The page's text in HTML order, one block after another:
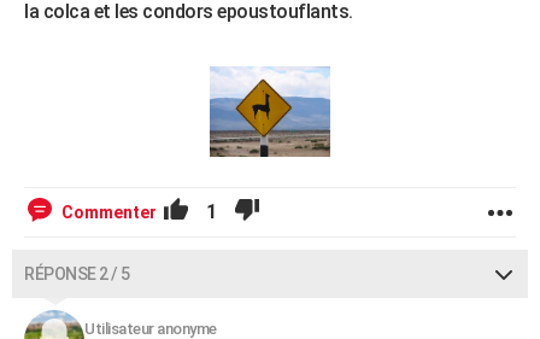
la colca et les condors epoustouflants.
Commenter 1
RÉPONSE 2 / 5
Utilisateur anonyme